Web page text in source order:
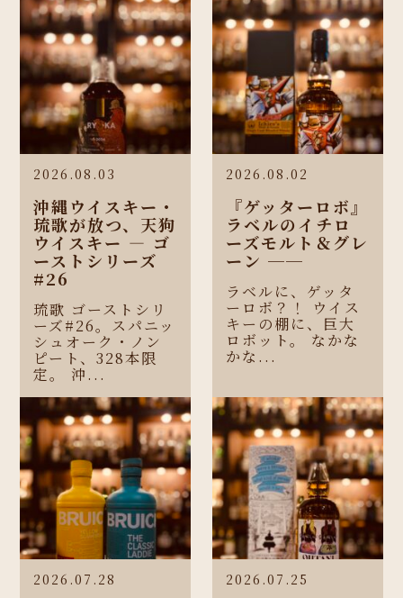
2026.08.03
沖縄ウイスキー・
琉歌が放つ、天狗
ウイスキー ― ゴ
ーストシリーズ
#26
琉歌 ゴーストシリ
ーズ#26。スパニッ
シュオーク・ノン
ピート、328本限
定。 沖...
2026.08.02
『ゲッターロボ』
ラベルのイチロ
ーズモルト＆グレ
ーン ──
ラベルに、ゲッタ
ーロボ？！ ウイス
キーの棚に、巨大
ロボット。 なかな
かな...
2026.07.28 2026.07.25